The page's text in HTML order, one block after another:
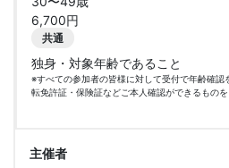
6,700円
共通
独身・対象年齢であること
※すべての参加者の皆様に対して受付で年齢確認
転免許証・保険証などご本人確認ができるものを
主催者